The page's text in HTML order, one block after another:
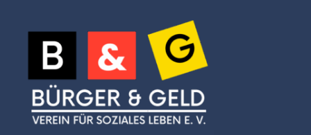
Inhalt
springen